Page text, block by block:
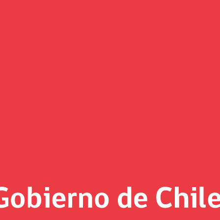
Internacional de Fondos Soberanos
de Transparencia del Instituto